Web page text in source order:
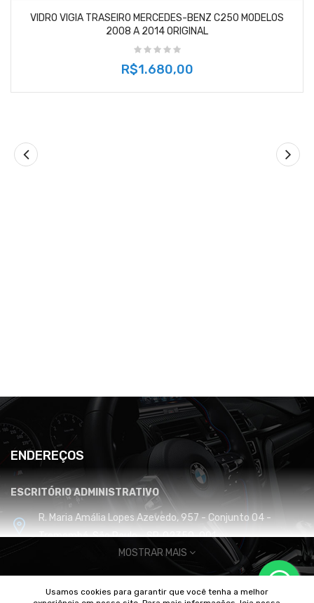
VIDRO VIGIA TRASEIRO MERCEDES-BENZ C250 MODELOS
2008 A 2014 ORIGINAL
R$1.680,00
ENDEREÇOS
ESCRITÓRIO ADMINISTRATIVO
R. Maria Amália Lopes Azevedo, 957 - Conjunto 04 -
Tremembé, São Paulo - SP, 02350-001
CENTRO DE DISTRIBUIÇÃO E LOGÍSTICA
Cabreúva / SP
MOSTRAR MAIS
Usamos cookies para garantir que você tenha a melhor